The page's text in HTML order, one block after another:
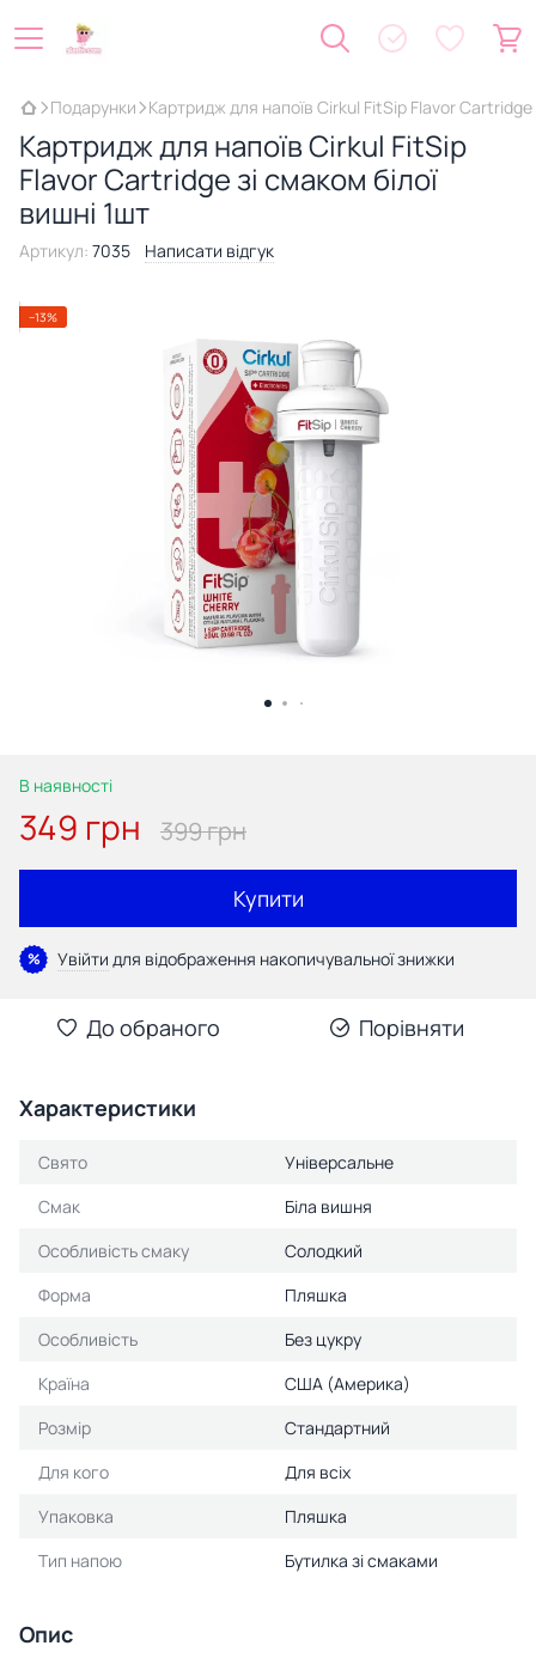
Подарунки Картридж для напоїв Cirkul FitSip Flavor Cartridge
Картридж для напоїв Cirkul FitSip
Flavor Cartridge зі смаком білої
вишні 1шт
Артикул: 7035 Написати відгук
−13%
В наявності
349 грн 399 грн
Купити
% Увійти для відображення накопичувальної знижки
До обраного Порівняти
Характеристики
Свято
Універсальне
Смак
Біла вишня
Особливість смаку
Солодкий
Форма
Пляшка
Особливість
Без цукру
Країна
США (Америка)
Розмір
Стандартний
Для кого
Для всіх
Упаковка
Пляшка
Тип напою
Бутилка зі смаками
Опис